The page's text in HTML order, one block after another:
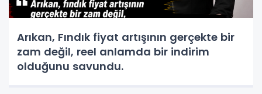
Arıkan, Fındık fiyat artışının gerçekte bir
zam değil, reel anlamda bir indirim
olduğunu savundu.